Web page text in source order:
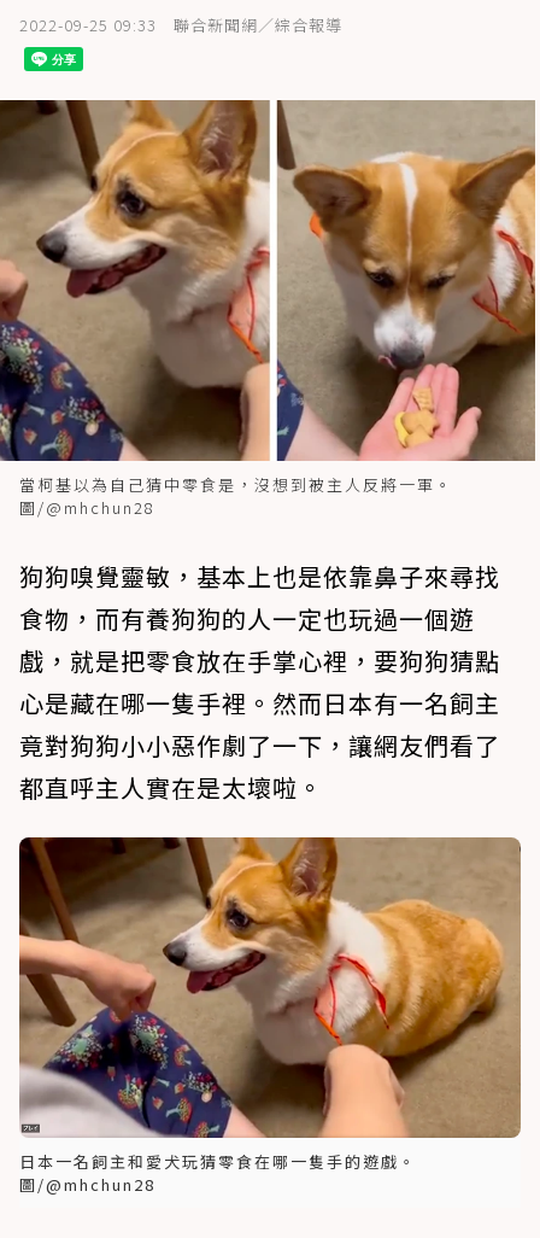
2022-09-25 09:33 聯合新聞網／綜合報導
當柯基以為自己猜中零食是，沒想到被主人反將一軍。
圖/@mhchun28
狗狗嗅覺靈敏，基本上也是依靠鼻子來尋找
食物，而有養狗狗的人一定也玩過一個遊
戲，就是把零食放在手掌心裡，要狗狗猜點
心是藏在哪一隻手裡。然而日本有一名飼主
竟對狗狗小小惡作劇了一下，讓網友們看了
都直呼主人實在是太壞啦。
日本一名飼主和愛犬玩猜零食在哪一隻手的遊戲。
圖/@mhchun28